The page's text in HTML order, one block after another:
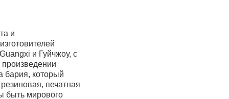
и
и Гуйчжоу, с
бария, который
печатная
быть мирового